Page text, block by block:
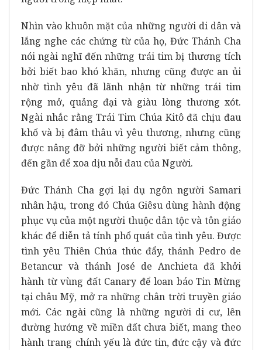
Nhìn vào khuôn mặt của những người di dân và
lắng nghe các chứng từ của họ, Đức Thánh Cha
nói ngài nghĩ đến những trái tim bị thương tích
bởi biết bao khó khăn, nhưng cũng được an ủi
nhờ tình yêu đã lãnh nhận từ những trái tim
rộng mở, quảng đại và giàu lòng thương xót.
Ngài nhắc rằng Trái Tim Chúa Kitô đã chịu đau
khổ và bị đâm thâu vì yêu thương, nhưng cũng
được nâng đỡ bởi những người biết cảm thông,
đến gần để xoa dịu nỗi đau của Người.
Đức Thánh Cha gợi lại dụ ngôn người Samari
nhân hậu, trong đó Chúa Giêsu dùng hành động
phục vụ của một người thuộc dân tộc và tôn giáo
khác để diễn tả tính phổ quát của tình yêu. Được
tình yêu Thiên Chúa thúc đẩy, thánh Pedro de
Betancur và thánh José de Anchieta đã khởi
hành từ vùng đất Canary để loan báo Tin Mừng
tại châu Mỹ, mở ra những chân trời truyền giáo
mới. Các ngài cũng là những người di cư, lên
đường hướng về miền đất chưa biết, mang theo
hành trang chính yếu là đức tin, đức cậy và đức